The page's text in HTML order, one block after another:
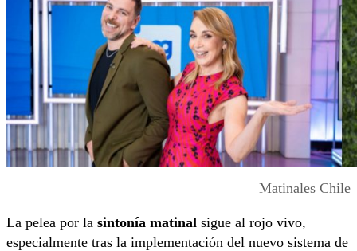
Matinales Chile
La pelea por la sintonía matinal sigue al rojo vivo,
especialmente tras la implementación del nuevo sistema de